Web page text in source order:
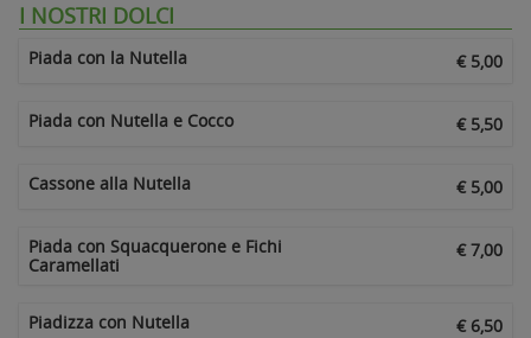
I NOSTRI DOLCI
Piada con la Nutella € 5,00
Piada con Nutella e Cocco € 5,50
Cassone alla Nutella € 5,00
Piada con Squacquerone e Fichi
Caramellati
€ 7,00
Piadizza con Nutella € 6,50